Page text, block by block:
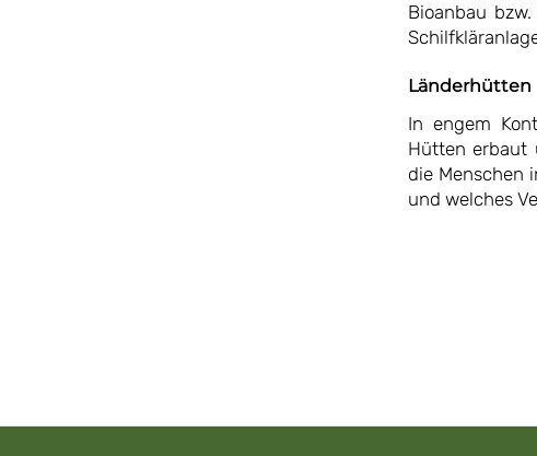
Bioanbau
Länderhütten
In engem
Hütten erbaut
die Menschen
und welches